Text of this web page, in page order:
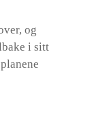
og
i sitt